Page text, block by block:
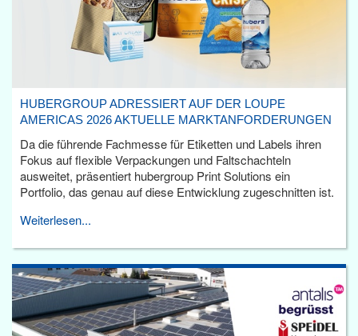
HUBERGROUP ADRESSIERT AUF DER LOUPE
AMERICAS 2026 AKTUELLE MARKTANFORDERUNGEN
Da die führende Fachmesse für Etiketten und Labels ihren
Fokus auf flexible Verpackungen und Faltschachteln
ausweitet, präsentiert hubergroup Print Solutions ein
Portfolio, das genau auf diese Entwicklung zugeschnitten ist.
Weiterlesen...